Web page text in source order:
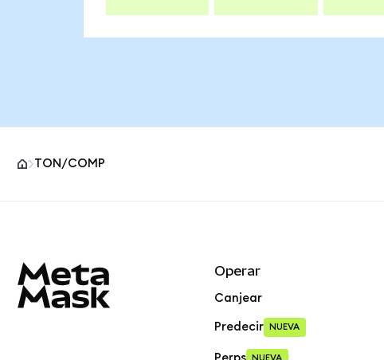
TON/COMP
Operar
Canjear
Predecir NUEVA
NUEVA